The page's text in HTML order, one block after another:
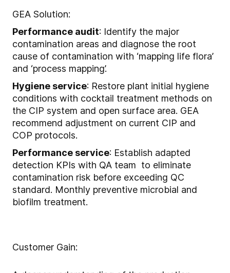
GEA Solution:
Performance audit: Identify the major
contamination areas and diagnose the root
cause of contamination with ‘mapping life flora’
and ‘process mapping’.
Hygiene service: Restore plant initial hygiene
conditions with cocktail treatment methods on
the CIP system and open surface area. GEA
recommend adjustment on current CIP and
COP protocols.
Performance service: Establish adapted
detection KPIs with QA team to eliminate
contamination risk before exceeding QC
standard. Monthly preventive microbial and
biofilm treatment.
Customer Gain: